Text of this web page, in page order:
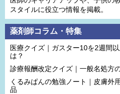
スタイルに役立つ情報を掲載。
薬剤師コラム・特集
医療クイズ｜ガスター10を2週間
は？
診療報酬改定クイズ｜一般名処方
くるみぱんの勉強ノート｜皮膚外
品